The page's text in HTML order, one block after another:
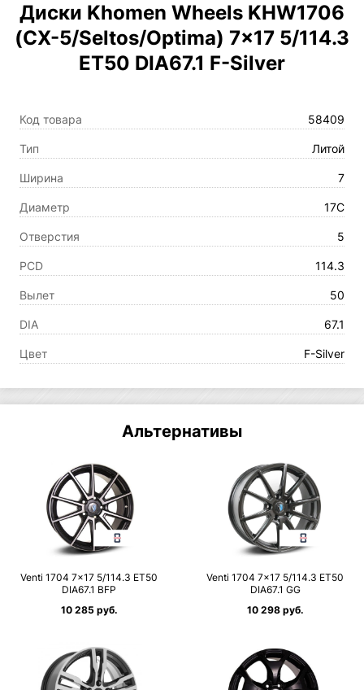
Диски Khomen Wheels KHW1706
(CX-5/Seltos/Optima) 7×17 5/114.3
ET50 DIA67.1 F-Silver
Код товара 58409
Тип Литой
Ширина 7
Диаметр 17C
Отверстия 5
PCD 114.3
Вылет 50
DIA 67.1
Цвет F-Silver
Альтернативы
Venti 1704 7×17 5/114.3 ET50
DIA67.1 BFP
10 285 руб.
Venti 1704 7×17 5/114.3 ET50
DIA67.1 GG
10 298 руб.